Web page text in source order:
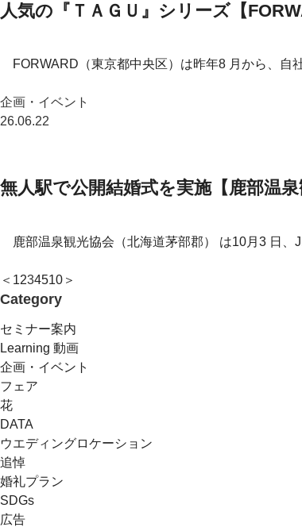
人気の『ＴＡＧＵ』シリーズ【
FORWARD（東京都中央区）は昨年8 月から、自
企画・イベント
26.06.22
無人駅で公開結婚式を実施【鹿部温泉
鹿部温泉観光協会（北海道茅部郡） は10月3 日、
＜ 1234510 ＞
Category
セミナー案内
Learning 動画
企画・イベント
フェア
花
DATA
ウエディングロケーション
追悼
婚礼プラン
SDGs
広告